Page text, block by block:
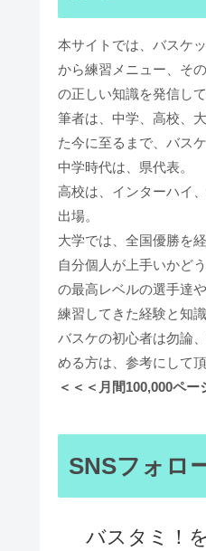
本サイトでは、バスケ
から練習メニュー、そ
の正しい知識を発信して
筆者は、中学、高校、
た今に至るまで、バス
中学時代は、県代表。
高校は、インターハイ
出場。
大学では、全国優勝を
自分個人が上手いかど
の最高レベルの選手達
練習してきた経験と知
バスケの初心者は勿論
める方は、参考にして
＜＜＜月間100,000ペ
SNSフォロ
バスタミ！